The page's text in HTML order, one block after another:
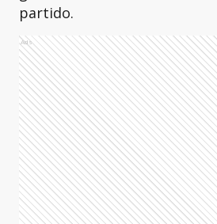
partido.
Ads